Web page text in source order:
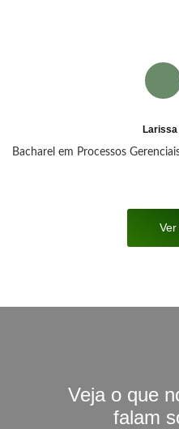
Bacharel em Processos
Veja o que
falam